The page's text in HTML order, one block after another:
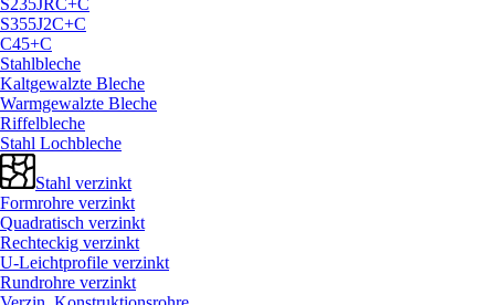
S235JRC+C
S355J2C+C
C45+C
Stahlbleche
Kaltgewalzte Bleche
Warmgewalzte Bleche
Riffelbleche
Stahl Lochbleche
Stahl verzinkt
Formrohre verzinkt
Quadratisch verzinkt
Rechteckig verzinkt
U-Leichtprofile verzinkt
Rundrohre verzinkt